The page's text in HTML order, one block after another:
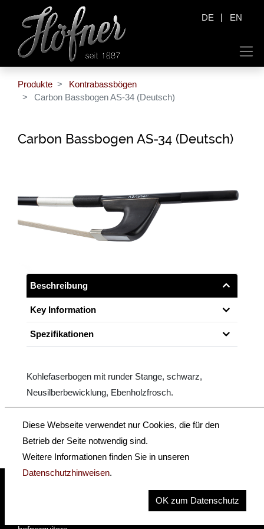
DE | EN
Produkte
Kontrabassbögen
Carbon Bassbogen AS-34 (Deutsch)
Carbon Bassbogen AS-34 (Deutsch)
Beschreibung
Key Information
Spezifikationen
Kohlefaserbogen mit runder Stange, schwarz,
Neusilberbewicklung, Ebenholzfrosch.
Größe: 3/4 - 1/2
Diese Webseite verwendet nur Cookies, die für den
Betrieb der Seite notwendig sind.
Weitere Informationen finden Sie in unseren
Datenschutzhinweisen.
OK zum Datenschutz